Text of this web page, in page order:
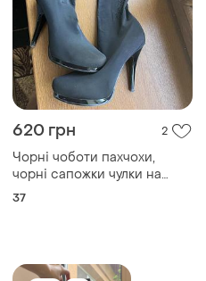
620 грн 2
Чорні чоботи пахчохи,
чорні сапожки чулки на
каблуку
37